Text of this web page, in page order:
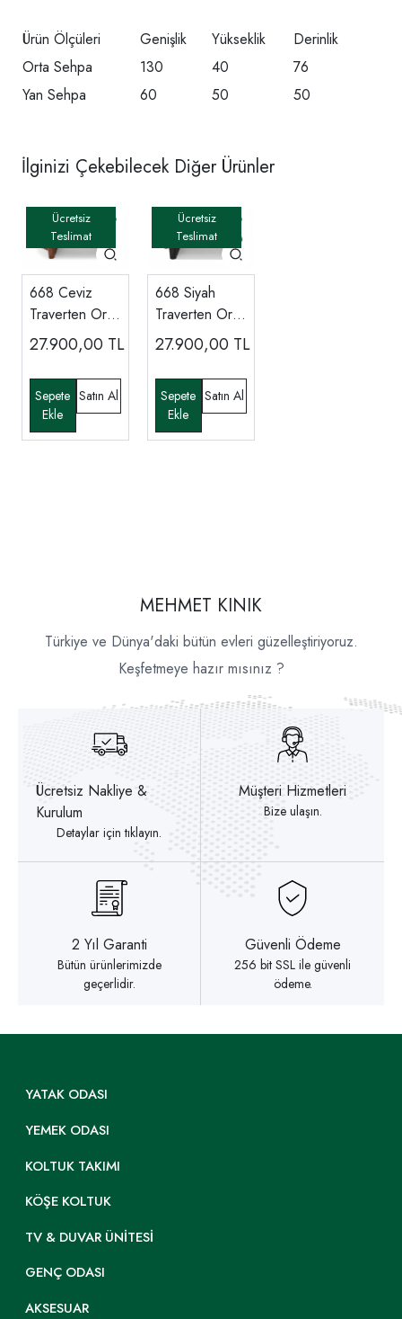
Ürün Ölçüleri Genişlik Yükseklik
Derinlik
Orta Sehpa
130 40
76
Yan Sehpa
60 50 50
İlginizi Çekebilecek Diğer Ürünler
668 Ceviz
Traverten Orta
Sehpa
27.900,00 TL
668 Siyah
Traverten Orta
Sehpa
27.900,00 TL
MEHMET KINIK
Türkiye ve Dünya'daki bütün evleri güzelleştiriyoruz.
Keşfetmeye hazır mısınız ?
Ücretsiz Nakliye &
Kurulum
Detaylar için tıklayın.
Müşteri Hizmetleri
Bize ulaşın.
2 Yıl Garanti
Bütün ürünlerimizde
geçerlidir.
Güvenli Ödeme
256 bit SSL ile güvenli
ödeme.
YATAK ODASI
YEMEK ODASI
KOLTUK TAKIMI
KÖŞE KOLTUK
TV & DUVAR ÜNITESI
GENÇ ODASI
AKSESUAR